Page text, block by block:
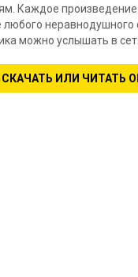
Каждое произведение
неравнодушного
можно услышать в
СКАЧАТЬ ИЛИ ЧИТАТЬ